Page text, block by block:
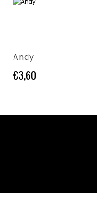
Questo prodotto ha più varianti. Le opzioni possono essere scelte nella pagina del prodotto
Andy
€3,60